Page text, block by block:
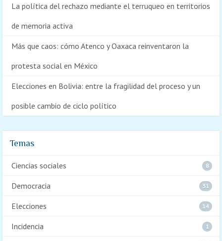
La política del rechazo mediante el terruqueo en territorios
de memoria activa
Más que caos: cómo Atenco y Oaxaca reinventaron la
protesta social en México
Elecciones en Bolivia: entre la fragilidad del proceso y un
posible cambio de ciclo político
Temas
Ciencias sociales 8
Democracia 31
Elecciones 14
Incidencia 1